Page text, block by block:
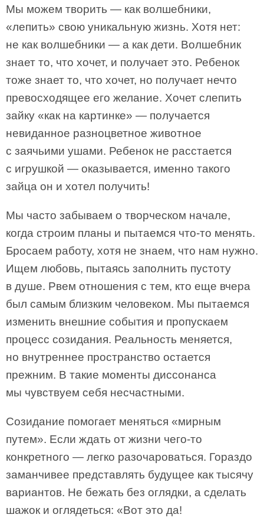
Мы можем творить — как волшебники,
«лепить» свою уникальную жизнь. Хотя нет:
не как волшебники — а как дети. Волшебник
знает то, что хочет, и получает это. Ребенок
тоже знает то, что хочет, но получает нечто
превосходящее его желание. Хочет слепить
зайку «как на картинке» — получается
невиданное разноцветное животное
с заячьими ушами. Ребенок не расстается
с игрушкой — оказывается, именно такого
зайца он и хотел получить!
Мы часто забываем о творческом начале,
когда строим планы и пытаемся что-то менять.
Бросаем работу, хотя не знаем, что нам нужно.
Ищем любовь, пытаясь заполнить пустоту
в душе. Рвем отношения с тем, кто еще вчера
был самым близким человеком. Мы пытаемся
изменить внешние события и пропускаем
процесс созидания. Реальность меняется,
но внутреннее пространство остается
прежним. В такие моменты диссонанса
мы чувствуем себя несчастными.
Созидание помогает меняться «мирным
путем». Если ждать от жизни чего-то
конкретного — легко разочароваться. Гораздо
заманчивее представлять будущее как тысячу
вариантов. Не бежать без оглядки, а сделать
шажок и оглядеться: «Вот это да!